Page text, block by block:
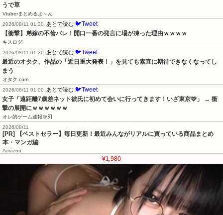
うで草
Vtuberまとめるよ～ん
2026/08/11 01:30
あとで読む 🐦Tweet
【衝撃】弟嫁の不倫バレ！開口一番の発言に場が凍った理由ｗｗｗｗ
キスログ
2026/08/11 01:30
あとで読む 🐦Tweet
最近のオタク、作品の「近日重大発表！」を見ても素直に期待できなくなってし
まう
オタク.com
2026/08/11 01:00
あとで読む 🐦Tweet
女子「遠距離7歳差ネット彼氏に初めて会いに行ってきます！いざ東京🩷」 → 衝
撃の展開にｗｗｗｗｗｗ
オレ的ゲーム速報＠刃
2026/08/11
[PR] 【ベストセラー】毎日更新！最近みんながリアルに買っている商品まとめ
本・マンガ編
Amazon
¥1,980